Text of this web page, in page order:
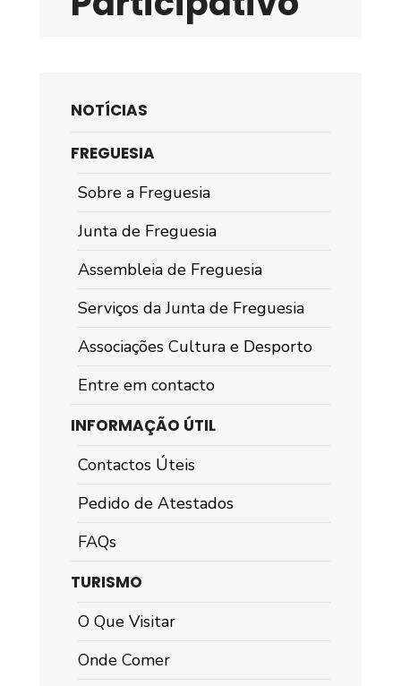
NOTÍCIAS
FREGUESIA
Sobre a Freguesia
Junta de Freguesia
Assembleia de Freguesia
Serviços da Junta de Freguesia
Associações Cultura e Desporto
Entre em contacto
INFORMAÇÃO ÚTIL
Contactos Úteis
Pedido de Atestados
FAQs
TURISMO
O Que Visitar
Onde Comer